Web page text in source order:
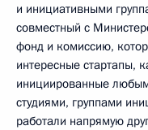
и инициативными
совместный с
фонд и комиссию,
интересные стартапы,
инициированные
студиями, группами
работали напрямую